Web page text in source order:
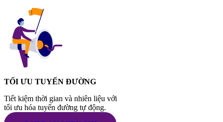
TỐI ƯU TUYẾN ĐƯỜNG
Tiết kiệm thời gian và nhiên liệu với
tối ưu hóa tuyến đường tự động.